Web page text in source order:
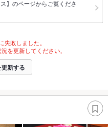
】のページからご覧くださ
失敗しました。
を更新してください。
新する